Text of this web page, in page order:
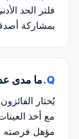
فلتر الحد
بمشاركة
Q. ما مدى
مع أخذ
مؤهل فرصته